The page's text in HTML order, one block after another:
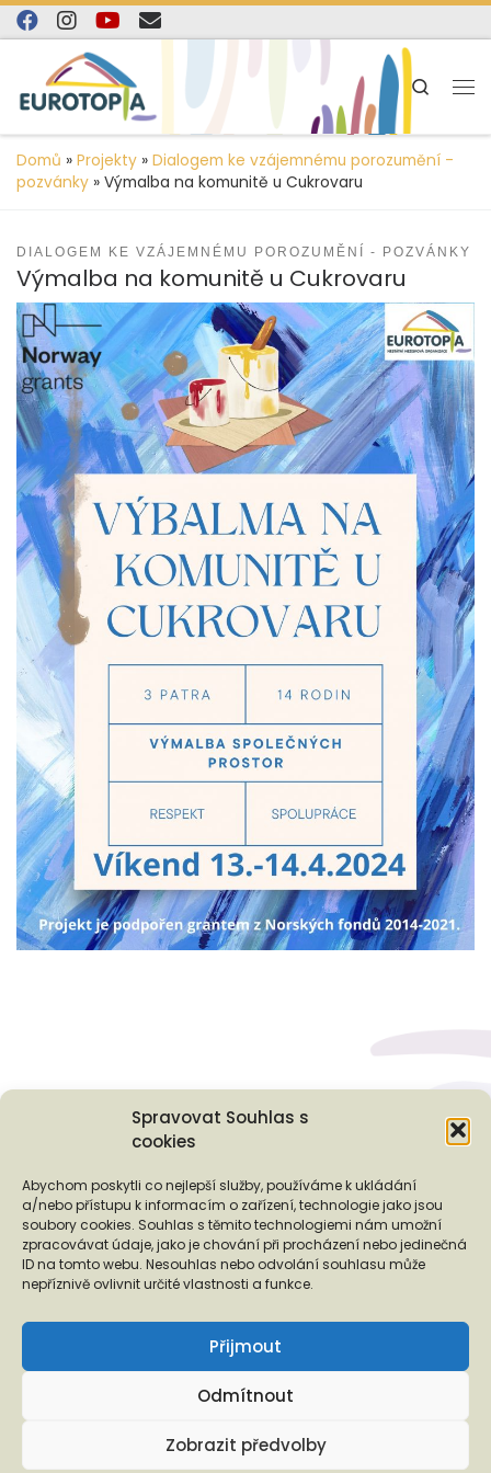
Spravovat Souhlas s
cookies
Abychom poskytli co nejlepší služby, používáme k ukládání
a/nebo přístupu k informacím o zařízení, technologie jako jsou
soubory cookies. Souhlas s těmito technologiemi nám umožní
zpracovávat údaje, jako je chování při procházení nebo jedinečná
ID na tomto webu. Nesouhlas nebo odvolání souhlasu může
nepříznivě ovlivnit určité vlastnosti a funkce.
Přijmout
Odmítnout
Zobrazit předvolby
content
Skip to content
Search
Domů » Projekty » Dialogem ke vzájemnému porozumění -
pozvánky » Výmalba na komunitě u Cukrovaru
DIALOGEM KE VZÁJEMNÉMU POROZUMĚNÍ - POZVÁNKY
Výmalba na komunitě u Cukrovaru
Podporují nás...
❬ ❭